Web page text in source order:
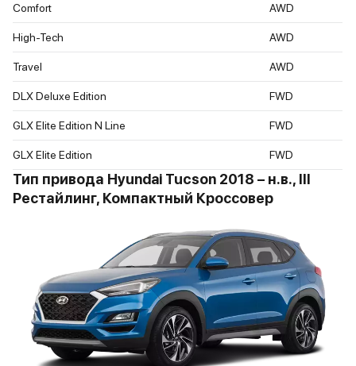
Comfort AWD
High-Tech AWD
Travel AWD
DLX Deluxe Edition FWD
GLX Elite Edition N Line FWD
GLX Elite Edition FWD
Тип привода Hyundai Tucson 2018 – н.в., III
Рестайлинг, Компактный Кроссовер